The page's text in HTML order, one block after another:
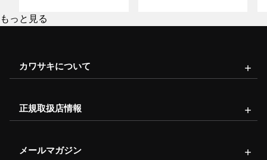
もっと見る
カワサキについて
正規取扱店情報
メールマガジン